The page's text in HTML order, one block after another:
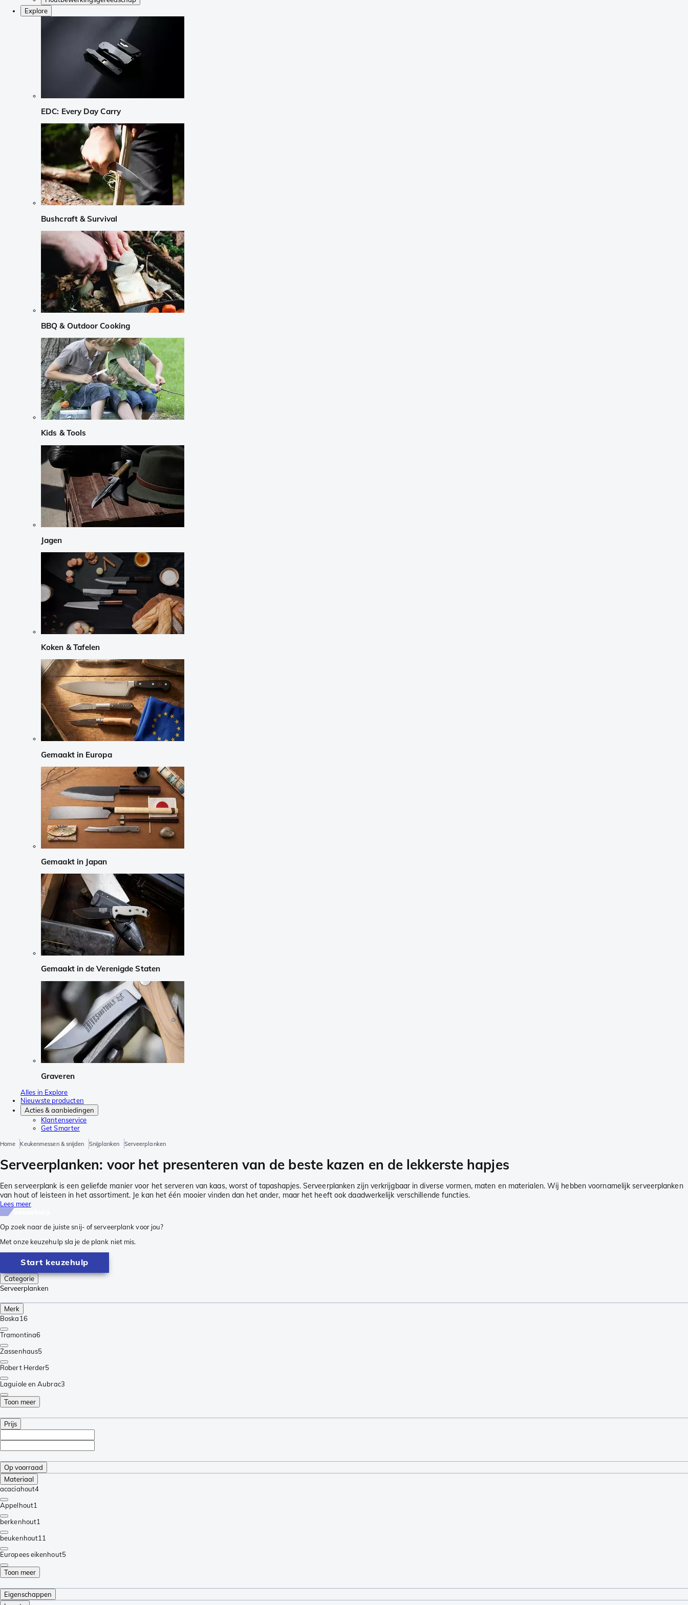
Explore
EDC: Every Day Carry
Bushcraft & Survival
BBQ & Outdoor Cooking
Kids & Tools
Jagen
Koken & Tafelen
Gemaakt in Europa
Gemaakt in Japan
Gemaakt in de Verenigde Staten
Graveren
Alles in Explore
Nieuwste producten
Acties & aanbiedingen
Klantenservice
Get Smarter
Home Keukenmessen & snijden Snijplanken Serveerplanken
Serveerplanken: voor het presenteren van de beste kazen en de lekkerste hapjes
Een serveerplank is een geliefde manier voor het serveren van kaas, worst of tapashapjes. Serveerplanken zijn verkrijgbaar in diverse vormen, maten en materialen. Wij hebben voornamelijk serveerplanken
van hout of leisteen in het assortiment. Je kan het één mooier vinden dan het ander, maar het heeft ook daadwerkelijk verschillende functies.
Lees meer
Op zoek naar de juiste snij- of serveerplank voor jou?
Met onze keuzehulp sla je de plank niet mis.
Start keuzehulp
Categorie
Serveerplanken
Merk
Boska16
Tramontina6
Zassenhaus5
Robert Herder5
Laguiole en Aubrac3
Toon meer
Prijs
Op voorraad
Materiaal
acaciahout4
Appelhout1
berkenhout1
beukenhout11
Europees eikenhout5
Toon meer
Eigenschappen